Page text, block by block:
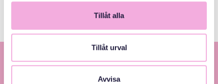
Tillåt alla
Tillåt urval
Avvisa